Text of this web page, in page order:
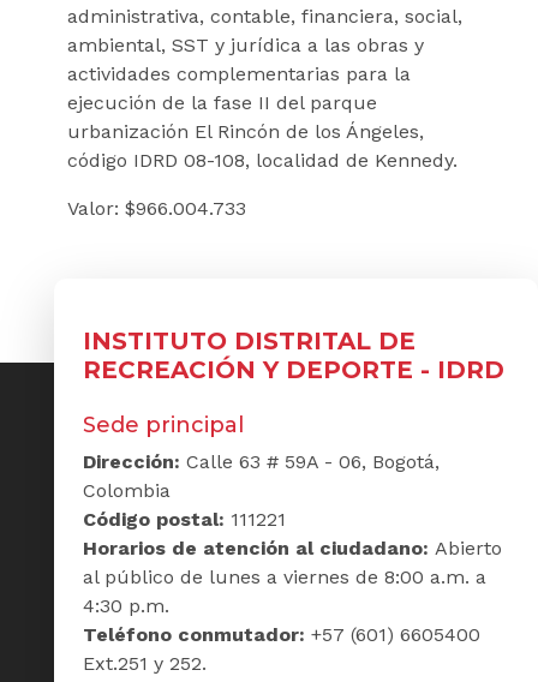
administrativa, contable, financiera, social,
ambiental, SST y jurídica a las obras y
actividades complementarias para la
ejecución de la fase II del parque
urbanización El Rincón de los Ángeles,
código IDRD 08-108, localidad de Kennedy.
Valor: $966.004.733
INSTITUTO DISTRITAL DE
RECREACIÓN Y DEPORTE - IDRD
Sede principal
Dirección: Calle 63 # 59A - 06, Bogotá,
Colombia
Código postal: 111221
Horarios de atención al ciudadano: Abierto
al público de lunes a viernes de 8:00 a.m. a
4:30 p.m.
Teléfono conmutador: +57 (601) 6605400
Ext.251 y 252.